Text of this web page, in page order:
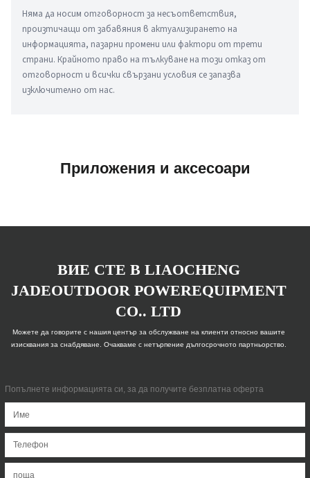
Няма да носим отговорност за несъответствия,
произтичащи от забавяния в актуализирането на
информацията, пазарни промени или фактори от трети
страни. Крайното право на тълкуване на този отказ от
отговорност и всички свързани условия се запазва
изключително от нас.
Приложения и аксесоари
ВИЕ СТЕ В LIAOCHENG
JADEOUTDOOR POWEREQUIPMENT
CO.. LTD
Можете да говорите с нашия център за обслужване на клиенти относно вашите
изисквания за снабдяване. Очакваме с нетърпение дългосрочното партньорство.
Попълнете информацията си, за да получите безплатна оферта